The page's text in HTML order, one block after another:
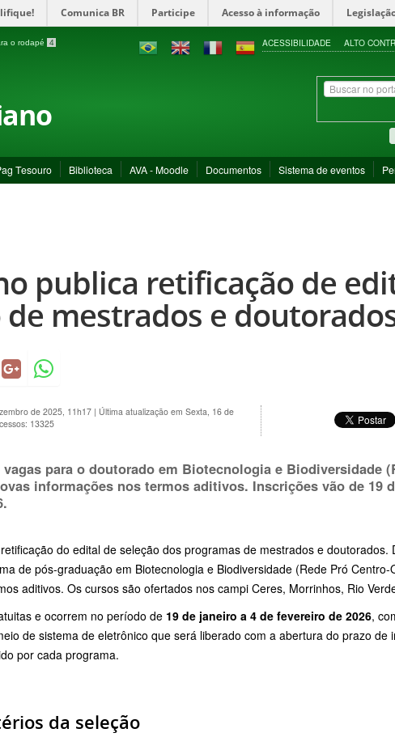
Comunica BR Participe Acesso à informação
o rodapé 4 ACESSIBILIDADE ALTO
Tesouro Biblioteca AVA - Moodle Documentos Sistema de eventos
publica retificação de
de mestrados e
de 2025, 11h17 | Última atualização em Sexta, 16 de
13325
para o doutorado em Biotecnologia e Biodiversidade
informações nos termos aditivos. Inscrições vão de 19
.
do edital de seleção dos programas de mestrados e doutorados.
de pós-graduação em Biotecnologia e Biodiversidade (Rede Pró Centro-
aditivos. Os cursos são ofertados nos campi Ceres, Morrinhos, Rio
e ocorrem no período de 19 de janeiro a 4 de fevereiro de 2026,
de sistema de eletrônico que será liberado com a abertura do prazo de
por cada programa.
da seleção